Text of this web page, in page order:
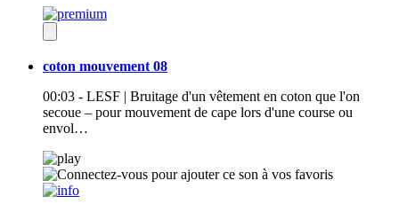
coton mouvement 08
00:03 - LESF | Bruitage d'un vêtement en coton que l'on
secoue – pour mouvement de cape lors d'une course ou
envol…